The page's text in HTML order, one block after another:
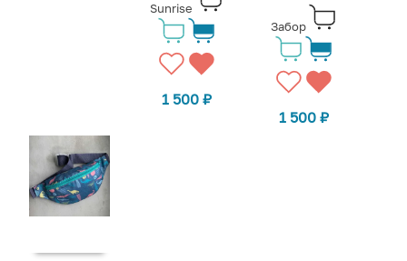
Sunrise
1 500 ₽
Забор
1 500 ₽